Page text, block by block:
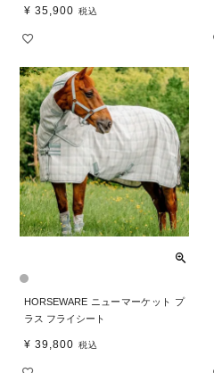
¥ 35,900 税込
HORSEWARE ニューマーケット プ
ラス フライシート
¥ 39,800 税込